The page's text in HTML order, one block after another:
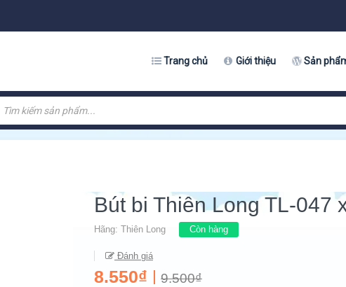
Trang chủ Giới thiệu Sản
Bút bi Thiên Long TL-047
Hãng: Thiên Long Còn hàng
Đánh giá
8.550₫ 9.500₫